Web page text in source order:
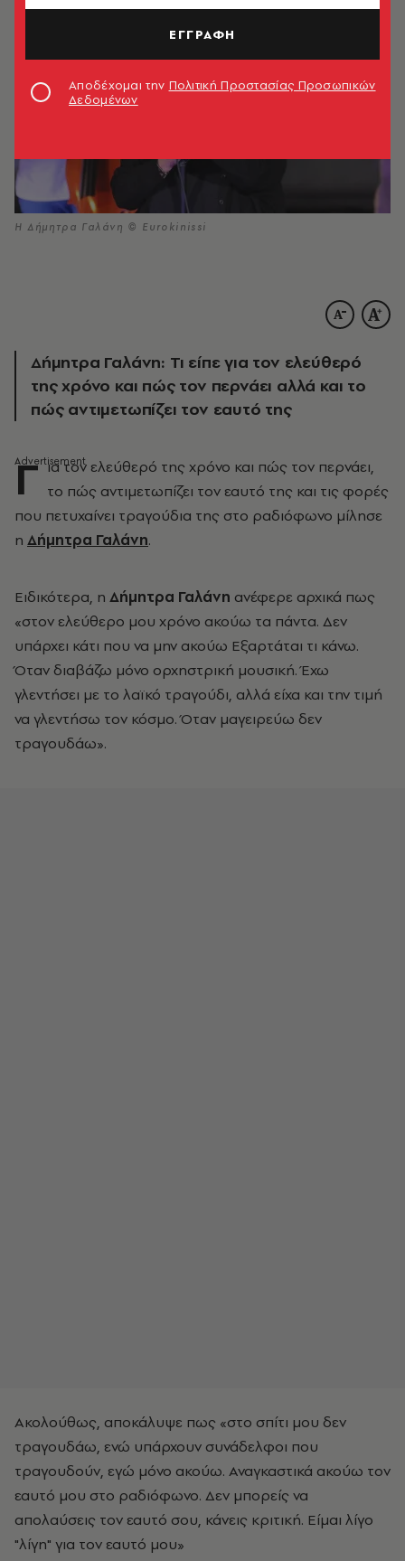
Η Δήμητρα Γαλάνη © Eurokinissi
Δήμητρα Γαλάνη: Τι είπε για τον ελεύθερό
της χρόνο και πώς τον περνάει αλλά και το
πώς αντιμετωπίζει τον εαυτό της
Γ ια τον ελεύθερό της χρόνο και πώς τον περνάει,
το πώς αντιμετωπίζει τον εαυτό της και τις φορές
που πετυχαίνει τραγούδια της στο ραδιόφωνο μίλησε
η Δήμητρα Γαλάνη.
Ειδικότερα, η Δήμητρα Γαλάνη ανέφερε αρχικά πως
«στον ελεύθερο μου χρόνο ακούω τα πάντα. Δεν
υπάρχει κάτι που να μην ακούω Εξαρτάται τι κάνω.
Όταν διαβάζω μόνο ορχηστρική μουσική. Έχω
γλεντήσει με το λαϊκό τραγούδι, αλλά είχα και την τιμή
να γλεντήσω τον κόσμο. Όταν μαγειρεύω δεν
τραγουδάω».
Ακολούθως, αποκάλυψε πως «στο σπίτι μου δεν
τραγουδάω, ενώ υπάρχουν συνάδελφοι που
τραγουδούν, εγώ μόνο ακούω. Αναγκαστικά ακούω τον
εαυτό μου στο ραδιόφωνο. Δεν μπορείς να
απολαύσεις τον εαυτό σου, κάνεις κριτική. Είμαι λίγο
"λίγη" για τον εαυτό μου»
ΕΓΓΡΑΦΗ
Αποδέχομαι την Πολιτική Προστασίας Προσωπικών
Δεδομένων